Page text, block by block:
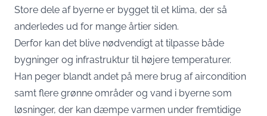
Store dele af byerne er bygget til et klima, der så
anderledes ud for mange årtier siden.
Derfor kan det blive nødvendigt at tilpasse både
bygninger og infrastruktur til højere temperaturer.
Han peger blandt andet på mere brug af aircondition
samt flere grønne områder og vand i byerne som
løsninger, der kan dæmpe varmen under fremtidige